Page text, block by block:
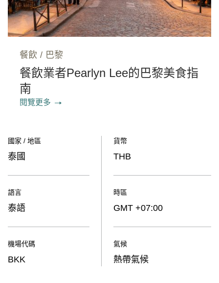
餐飲 / 巴黎
餐飲業者Pearlyn Lee的巴黎美食指
南
閱覽更多
國家 / 地區
泰國
語言
泰語
機場代碼
BKK
貨幣
THB
時區
GMT +07:00
氣候
熱帶氣候